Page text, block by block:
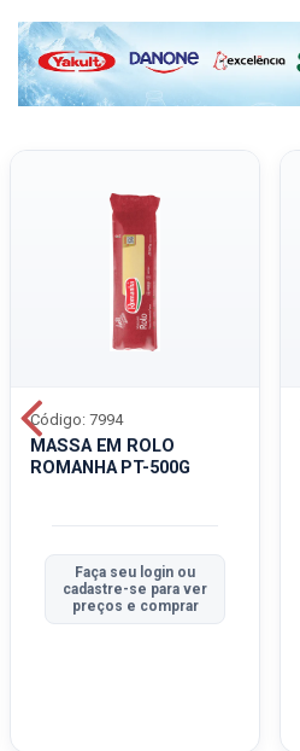
MASSA EM ROLO
ROMANHA PT-500G
Código: 7994
Faça seu login ou
cadastre-se para ver
preços e comprar